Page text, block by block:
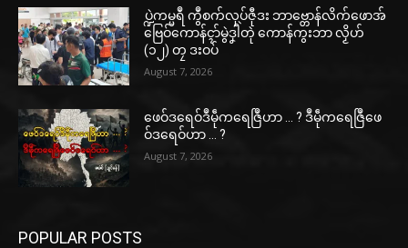
ပ္ဍဲကမ္မရဳ ကွဳစက်လုပ်ဇီုဒး ဘာဗ္တောန်လိက်ဖောအ်
ဗြေဝ်ကောန်ၚာ်မွဲဒၞါဲတုဲ ကောန်ကွးဘာ လၟိဟ်
(၁၂) တၠ ဒးဝပ်
August 7, 2026
ဖေဝ်ဒရေဝ်ဒဳမဵုကရေဇြဳဟာ … ? ဒဳမဵုကရေဇြဳဖေ
ဝ်ဒရေဝ်ဟာ … ?
August 7, 2026
POPULAR POSTS